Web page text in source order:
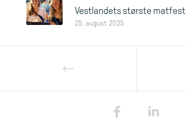
Vestlandets største matfest
25. august 2025